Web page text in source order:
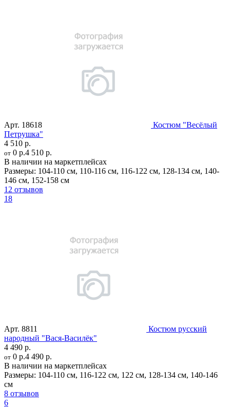
Арт. 18618
Костюм "Весёлый
Петрушка"
4 510 р.
от 0 р.4 510 р.
В наличии на маркетплейсах
Размеры: 104-110 см, 110-116 см, 116-122 см, 128-134 см, 140-
146 см, 152-158 см
12 отзывов
18
Арт. 8811
Костюм русский
народный "Вася-Василёк"
4 490 р.
от 0 р.4 490 р.
В наличии на маркетплейсах
Размеры: 104-110 см, 116-122 см, 122 см, 128-134 см, 140-146
см
8 отзывов
6